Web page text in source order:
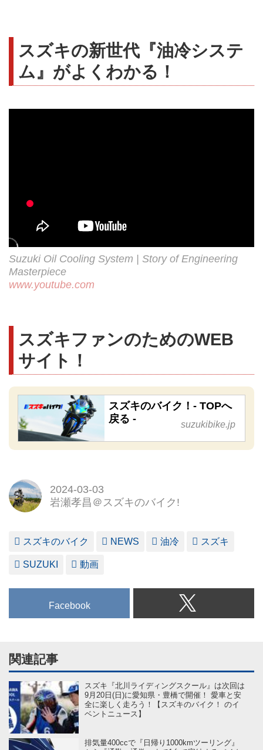
スズキの新世代『油冷システ
ム』がよくわかる！
Suzuki Oil Cooling System | Story of Engineering
Masterpiece
www.youtube.com
スズキファンのためのWEB
サイト！
スズキのバイク！- TOPへ
戻る -
suzukibike.jp
2024-03-03
岩瀬孝昌＠スズキのバイク!
スズキのバイク NEWS 油冷 スズキ
SUZUKI 動画
Facebook
関連記事
スズキ『北川ライディングスクール』は次回は
9月20日(日)に愛知県・豊橋で開催！ 愛車と安
全に楽しく走ろう！【スズキのバイク！ のイ
ベントニュース】
排気量400ccで『日帰り1000kmツーリング』